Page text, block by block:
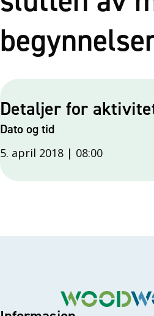
Detaljer for
Dato og tid
5. april 2018 | 08:00